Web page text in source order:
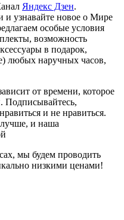
Яндекс Дзен.
и узнавайте новое о Мире
особые условия
возможность
в подарок,
любых наручных часов,
от времени, которое
Подписывайтесь,
и не нравиться.
и наша
мы будем проводить
низкими ценами!